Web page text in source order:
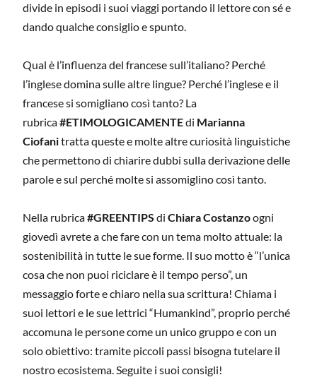
divide in episodi i suoi viaggi portando il lettore con sé e
dando qualche consiglio e spunto.
Qual è l’influenza del francese sull’italiano? Perché
l’inglese domina sulle altre lingue? Perché l’inglese e il
francese si somigliano così tanto? La
rubrica#ETIMOLOGICAMENTEdi Marianna
Ciofanitratta queste e molte altre curiosità linguistiche
che permettono di chiarire dubbi sulla derivazione delle
parole e sul perché molte si assomiglino così tanto.
Nella rubrica#GREENTIPS di Chiara Costanzoogni
giovedì avrete a che fare con un tema molto attuale: la
sostenibilità in tutte le sue forme. Il suo motto è “l’unica
cosa che non puoi riciclare è il tempo perso”, un
messaggio forte e chiaro nella sua scrittura! Chiama i
suoi lettori e le sue lettrici “Humankind”, proprio perché
accomuna le persone come un unico gruppo e con un
solo obiettivo: tramite piccoli passi bisogna tutelare il
nostro ecosistema. Seguite i suoi consigli!